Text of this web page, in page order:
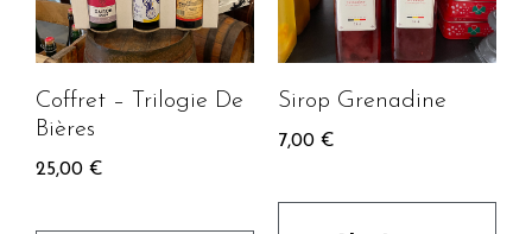
Coffret – Trilogie De
Bières
25,00 €
Sirop Grenadine
7,00 €